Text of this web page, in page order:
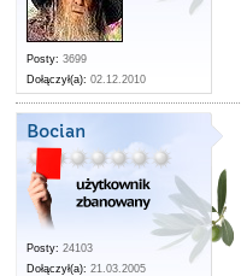
Posty: 3699
Dołączył(a): 02.12.2010
Bocian
Posty: 24103
Dołączył(a): 21.03.2005